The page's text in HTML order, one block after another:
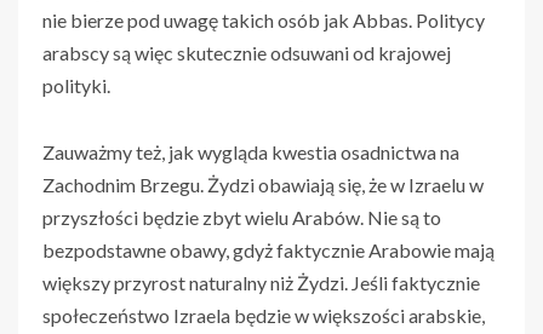
nie bierze pod uwagę takich osób jak Abbas. Politycy
arabscy są więc skutecznie odsuwani od krajowej
polityki.
Zauważmy też, jak wygląda kwestia osadnictwa na
Zachodnim Brzegu. Żydzi obawiają się, że w Izraelu w
przyszłości będzie zbyt wielu Arabów. Nie są to
bezpodstawne obawy, gdyż faktycznie Arabowie mają
większy przyrost naturalny niż Żydzi. Jeśli faktycznie
społeczeństwo Izraela będzie w większości arabskie,